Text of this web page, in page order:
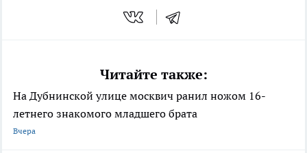
Читайте также:
На Дубнинской улице москвич ранил ножом 16-
летнего знакомого младшего брата
Вчера